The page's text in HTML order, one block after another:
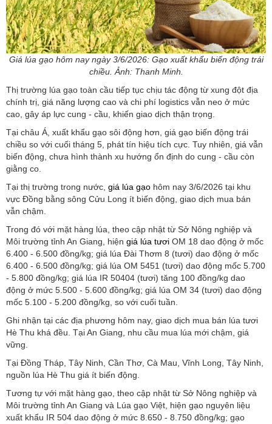
Giá lúa gạo hôm nay ngày 3/6/2026: Gạo xuất khẩu biến động trái
chiều. Ảnh: Thanh Minh.
Thị trường lúa gạo toàn cầu tiếp tục chịu tác động từ xung đột địa
chính trị, giá năng lượng cao và chi phí logistics vẫn neo ở mức
cao, gây áp lực cung - cầu, khiến giao dịch thận trọng.
Tại châu Á, xuất khẩu gạo sôi động hơn, giá gạo biến động trái
chiều so với cuối tháng 5, phát tín hiệu tích cực. Tuy nhiên, giá vẫn
biến động, chưa hình thành xu hướng ổn định do cung - cầu còn
giằng co.
Tại thị trường trong nước, giá lúa gạo hôm nay 3/6/2026 tại khu
vực Đồng bằng sông Cửu Long ít biến động, giao dịch mua bán
vẫn chậm.
Trong đó với mặt hàng lúa, theo cập nhật từ Sở Nông nghiệp và
Môi trường tỉnh An Giang, hiện giá lúa tươi OM 18 dao động ở mốc
6.400 - 6.500 đồng/kg; giá lúa Đài Thơm 8 (tươi) dao động ở mốc
6.400 - 6.500 đồng/kg; giá lúa OM 5451 (tươi) dao động mốc 5.700
- 5.800 đồng/kg; giá lúa IR 50404 (tươi) tăng 100 đồng/kg dao
động ở mức 5.500 - 5.600 đồng/kg; giá lúa OM 34 (tươi) dao động
mốc 5.100 - 5.200 đồng/kg, so với cuối tuần.
Ghi nhận tại các địa phương hôm nay, giao dịch mua bán lúa tươi
Hè Thu khá đều. Tại An Giang, nhu cầu mua lúa mới chậm, giá
vững.
Tại Đồng Tháp, Tây Ninh, Cần Thơ, Cà Mau, Vĩnh Long, Tây Ninh,
nguồn lúa Hè Thu giá ít biến động.
Tương tự với mặt hàng gạo, theo cập nhật từ Sở Nông nghiệp và
Môi trường tỉnh An Giang và Lúa gạo Việt, hiện gạo nguyên liệu
xuất khẩu IR 504 dao động ở mức 8.650 - 8.750 đồng/kg; gạo